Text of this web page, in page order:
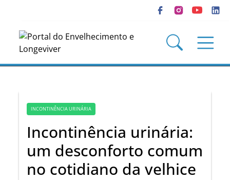
INCONTINÊNCIA URINÁRIA
Incontinência urinária:
um desconforto comum
no cotidiano da velhice